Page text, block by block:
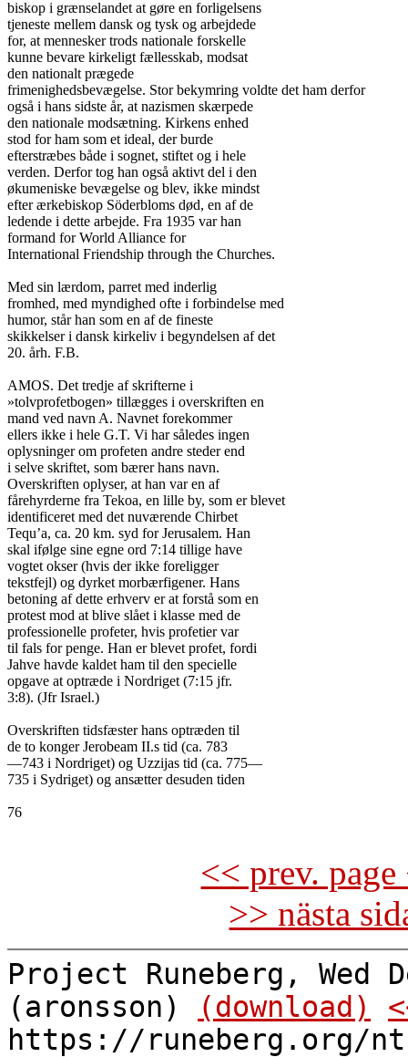
biskop i grænselandet at gøre en forligelsens
tjeneste mellem dansk og tysk og arbejdede
for, at mennesker trods nationale forskelle
kunne bevare kirkeligt fællesskab, modsat
den nationalt prægede
frimenighedsbevægelse. Stor bekymring voldte det ham derfor
også i hans sidste år, at nazismen skærpede
den nationale modsætning. Kirkens enhed
stod for ham som et ideal, der burde
efterstræbes både i sognet, stiftet og i hele
verden. Derfor tog han også aktivt del i den
økumeniske bevægelse og blev, ikke mindst
efter ærkebiskop Söderbloms død, en af de
ledende i dette arbejde. Fra 1935 var han
formand for World Alliance for
International Friendship through the Churches.
Med sin lærdom, parret med inderlig
fromhed, med myndighed ofte i forbindelse med
humor, står han som en af de fineste
skikkelser i dansk kirkeliv i begyndelsen af det
20. årh. F.B.
AMOS. Det tredje af skrifterne i
»tolvprofetbogen» tillægges i overskriften en
mand ved navn A. Navnet forekommer
ellers ikke i hele G.T. Vi har således ingen
oplysninger om profeten andre steder end
i selve skriftet, som bærer hans navn.
Overskriften oplyser, at han var en af
fårehyrderne fra Tekoa, en lille by, som er blevet
identificeret med det nuværende Chirbet
Tequ’a, ca. 20 km. syd for Jerusalem. Han
skal ifølge sine egne ord 7:14 tillige have
vogtet okser (hvis der ikke foreligger
tekstfejl) og dyrket morbærfigener. Hans
betoning af dette erhverv er at forstå som en
protest mod at blive slået i klasse med de
professionelle profeter, hvis profetier var
til fals for penge. Han er blevet profet, fordi
Jahve havde kaldet ham til den specielle
opgave at optræde i Nordriget (7:15 jfr.
3:8). (Jfr Israel.)
Overskriften tidsfæster hans optræden til
de to konger Jerobeam II.s tid (ca. 783
—743 i Nordriget) og Uzzijas tid (ca. 775—
735 i Sydriget) og ansætter desuden tiden
76
<< prev.
>> nästa
Project Runeberg, Wed
(aronsson)
(download)
https://runeberg.org/